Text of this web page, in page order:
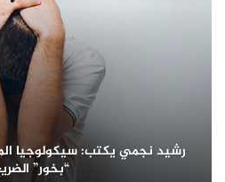
رشيد نجمي يكتب: سيكولوجيا
“بخور”